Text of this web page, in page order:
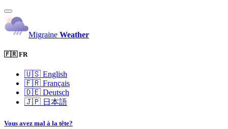
Migraine Weather
🇫🇷 FR
🇺🇸 English
🇫🇷 Français
🇩🇪 Deutsch
🇯🇵 日本語
Vous avez mal à la tête?